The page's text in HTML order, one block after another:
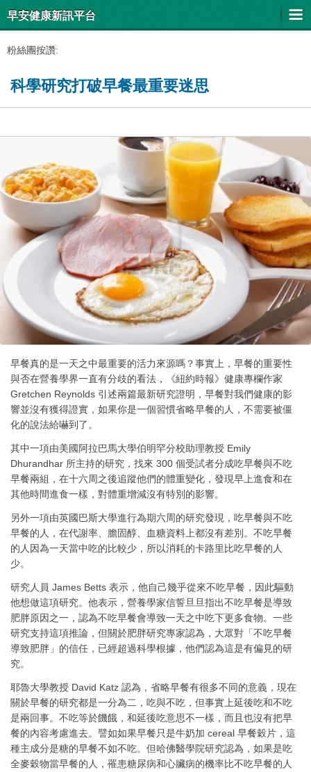
早安健康新訊平台
粉絲團按讚:
科學研究打破早餐最重要迷思
早餐真的是一天之中最重要的活力來源嗎？事實上，早餐的重要性
與否在營養學界一直有分歧的看法，《紐約時報》健康專欄作家
Gretchen Reynolds 引述兩篇最新研究證明，早餐對我們健康的影
響並沒有獲得證實，如果你是一個習慣省略早餐的人，不需要被僵
化的說法給嚇到了。
其中一項由美國阿拉巴馬大學伯明罕分校助理教授 Emily
Dhurandhar 所主持的研究，找來 300 個受試者分成吃早餐與不吃
早餐兩組，在十六周之後追蹤他們的體重變化，發現早上進食和在
其他時間進食一樣，對體重增減沒有特別的影響。
另外一項由英國巴斯大學進行為期六周的研究發現，吃早餐與不吃
早餐的人，在代謝率、膽固醇、血糖資料上都沒有差別。不吃早餐
的人因為一天當中吃的比較少，所以消耗的卡路里比吃早餐的人
少。
研究人員 James Betts 表示，他自己幾乎從來不吃早餐，因此驅動
他想做這項研究。他表示，營養學家信誓旦旦指出不吃早餐是導致
肥胖原因之一，認為不吃早餐會導致一天之中吃下更多食物。一些
研究支持這項推論，但關於肥胖研究專家認為，大眾對「不吃早餐
導致肥胖」的信任，已經超過科學根據，他們認為這是有偏見的研
究。
耶魯大學教授 David Katz 認為，省略早餐有很多不同的意義，現在
關於早餐的研究都是一分為二，吃與不吃，但事實上延後吃和不吃
是兩回事。不吃等於饑餓，和延後吃意思不一樣，而且也沒有把早
餐的內容考慮進去。譬如如果早餐只是牛奶加 cereal 早餐穀片，這
種主成分是糖的早餐不如不吃。但哈佛醫學院研究認為，如果是吃
全麥穀物當早餐的人，罹患糖尿病和心臟病的機率比不吃早餐的人